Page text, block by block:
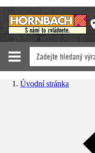
Úvodní stránka